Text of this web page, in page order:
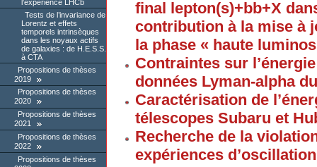
l’expérience LHCb
Tests de l’invariance de
Lorentz et effets
temporels intrinsèques
dans les noyaux actifs
de galaxies : de H.E.S.S.
à CTA
Propositions de thèses
2019
Propositions de thèses
2020
Propositions de thèses
2021
Propositions de thèses
2022
Propositions de thèses
final lepton(s)+bb+X
contribution à la mise à
la phase « haute
Contraintes sur
données Lyman-alpha
Caractérisation de
télescopes Subaru et
Recherche de la
expériences